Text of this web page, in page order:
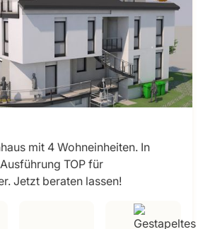
mit 4 Wohneinheiten. In
TOP für
Jetzt beraten lassen!